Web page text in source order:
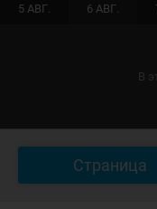
5 АВГ. 6 АВГ.
В
Страница